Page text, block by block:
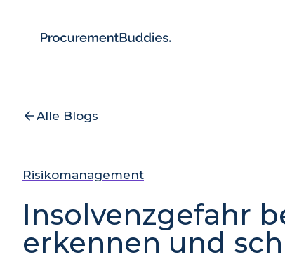
Alle Blogs
Risikomanagement
Insolvenzgefahr
erkennen und